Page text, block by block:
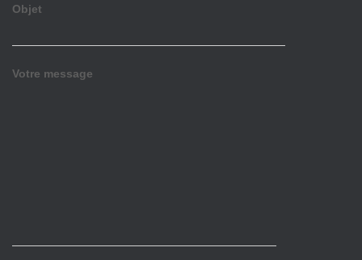
Objet
Votre message